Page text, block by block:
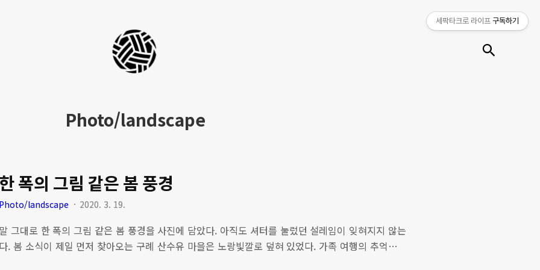
세
팍
크
로
이
Photo/landscape
폭의 그림 같은 봄 풍경
landscape 2020. 3. 19.
그대로 한 폭의 그림 같은 봄 풍경을 사진에 담았다. 아직도 셔터를 눌렀던 설레임이 잊혀지지 않는
. 봄 소식이 제일 먼저 찾아오는 구례 산수유 마을은 노랑빛깔로 덮혀 있었다. 가족 여행의 추억들은
세팍타크로 라이프 구독하기